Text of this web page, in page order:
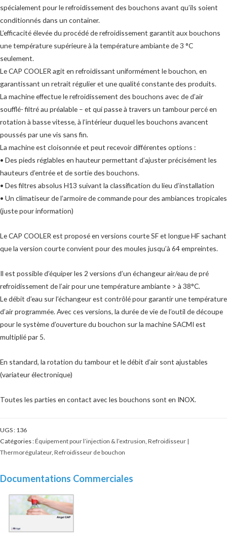
spécialement pour le refroidissement des bouchons avant qu’ils soient
conditionnés dans un container.
L’efficacité élevée du procédé de refroidissement garantit aux bouchons
une température supérieure à la température ambiante de 3 °C
seulement.
Le CAP COOLER agit en refroidissant uniformément le bouchon, en
garantissant un retrait régulier et une qualité constante des produits.
La machine effectue le refroidissement des bouchons avec de d’air
soufflé- filtré au préalable – et qui passe à travers un tambour percé en
rotation à basse vitesse, à l’intérieur duquel les bouchons avancent
poussés par une vis sans fin.
La machine est cloisonnée et peut recevoir différentes options :
• Des pieds réglables en hauteur permettant d’ajuster précisément les
hauteurs d’entrée et de sortie des bouchons.
• Des filtres absolus H13 suivant la classification du lieu d’installation
• Un climatiseur de l’armoire de commande pour des ambiances tropicales
(juste pour information)
Le CAP COOLER est proposé en versions courte SF et longue HF sachant
que la version courte convient pour des moules jusqu’à 64 empreintes.
Il est possible d’équiper les 2 versions d’un échangeur air/eau de pré
refroidissement de l’air pour une température ambiante > à 38°C.
Le débit d’eau sur l’échangeur est contrôlé pour garantir une température
d’air programmée. Avec ces versions, la durée de vie de l’outil de découpe
pour le système d’ouverture du bouchon sur la machine SACMI est
multiplié par 5.
En standard, la rotation du tambour et le débit d’air sont ajustables
(variateur électronique)
Toutes les parties en contact avec les bouchons sont en INOX.
UGS : 136
Catégories :Équipement pour l’injection & l’extrusion, Refroidisseur |
Thermorégulateur, Refroidisseur de bouchon
Documentations Commerciales